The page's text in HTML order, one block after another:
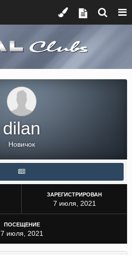
dilan
Новичок
ЗАРЕГИСТРИРОВАН
7 июля, 2021
ПОСЕЩЕНИЕ
7 июля, 2021